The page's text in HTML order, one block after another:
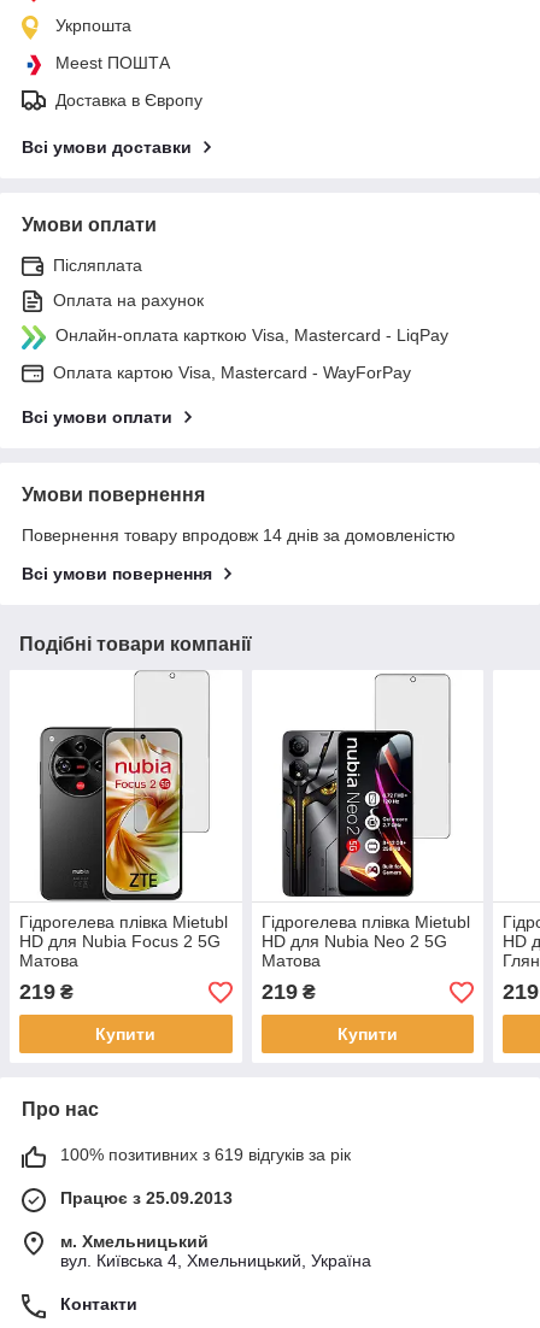
Укрпошта
Meest ПОШТА
Доставка в Європу
Всі умови доставки
Умови оплати
Післяплата
Оплата на рахунок
Онлайн-оплата карткою Visa, Mastercard - LiqPay
Оплата картою Visa, Mastercard - WayForPay
Всі умови оплати
Умови повернення
Повернення товару впродовж 14 днів за домовленістю
Всі умови повернення
Подібні товари компанії
Гідрогелева плівка Mietubl
HD для Nubia Focus 2 5G
Матова
219 ₴
Купити
Гідрогелева плівка Mietubl
HD для Nubia Neo 2 5G
Матова
219₴
Купити
HD
219
Про нас
100% позитивних з 619 відгуків за рік
Працює з 25.09.2013
м. Хмельницький
вул. Київська 4, Хмельницький, Україна
Контакти